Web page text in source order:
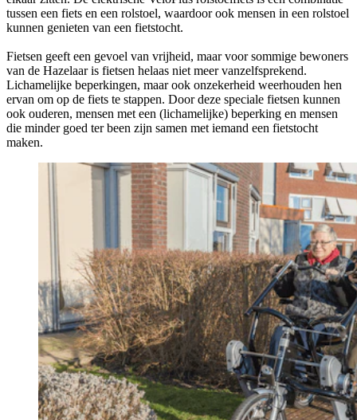
tussen een fiets en een rolstoel, waardoor ook mensen in een rolstoel
kunnen genieten van een fietstocht.
Fietsen geeft een gevoel van vrijheid, maar voor sommige bewoners
van de Hazelaar is fietsen helaas niet meer vanzelfsprekend.
Lichamelijke beperkingen, maar ook onzekerheid weerhouden hen
ervan om op de fiets te stappen. Door deze speciale fietsen kunnen
ook ouderen, mensen met een (lichamelijke) beperking en mensen
die minder goed ter been zijn samen met iemand een fietstocht
maken.